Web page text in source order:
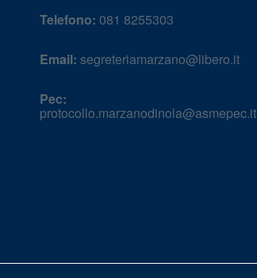
Telefono: 081 8255303
Email: segreteriamarzano@libero.it
Pec:
protocollo.marzanodinola@asmepec.it